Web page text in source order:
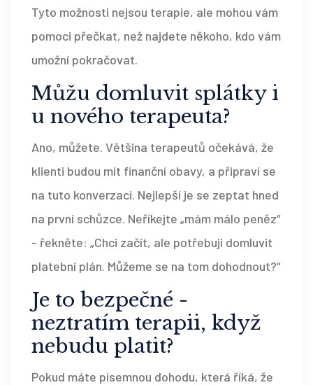
Tyto možnosti nejsou terapie, ale mohou vám
pomoci přečkat, než najdete někoho, kdo vám
umožní pokračovat.
Můžu domluvit splátky i
u nového terapeuta?
Ano, můžete. Většina terapeutů očekává, že
klienti budou mít finanční obavy, a připraví se
na tuto konverzaci. Nejlepší je se zeptat hned
na první schůzce. Neříkejte „mám málo peněz“
- řekněte: „Chci začít, ale potřebuji domluvit
platební plán. Můžeme se na tom dohodnout?“
Je to bezpečné -
neztratím terapii, když
nebudu platit?
Pokud máte písemnou dohodu, která říká, že